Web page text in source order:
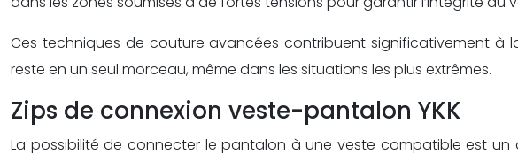
Ces techniques de couture avancées contribuent significativement à
reste en un seul morceau, même dans les situations les plus extrêmes.
Zips de connexion veste-pantalon YKK
La possibilité de connecter le pantalon à une veste compatible est un